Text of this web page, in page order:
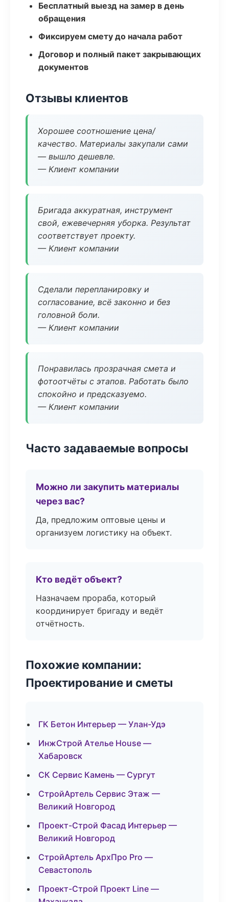
Бесплатный выезд на замер в день
обращения
Фиксируем смету до начала работ
Договор и полный пакет закрывающих
документов
Отзывы клиентов
Хорошее соотношение цена/
качество. Материалы закупали сами
— вышло дешевле.
— Клиент компании
Бригада аккуратная, инструмент
свой, ежевечерняя уборка. Результат
соответствует проекту.
— Клиент компании
Сделали перепланировку и
согласование, всё законно и без
головной боли.
— Клиент компании
Понравилась прозрачная смета и
фотоотчёты с этапов. Работать было
спокойно и предсказуемо.
— Клиент компании
Часто задаваемые вопросы
Можно ли закупить материалы
через вас?
Да, предложим оптовые цены и
организуем логистику на объект.
Кто ведёт объект?
Назначаем прораба, который
координирует бригаду и ведёт
отчётность.
Похожие компании:
Проектирование и сметы
ГК Бетон Интерьер — Улан-Удэ
ИнжСтрой Ателье House —
Хабаровск
СК Сервис Камень — Сургут
СтройАртель Сервис Этаж —
Великий Новгород
Проект-Строй Фасад Интерьер —
Великий Новгород
СтройАртель АрхПро Pro —
Севастополь
Проект-Строй Проект Line —